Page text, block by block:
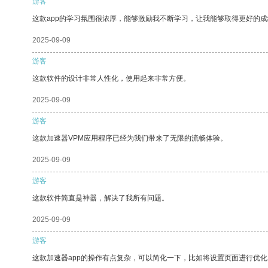
这款app的学习氛围很浓厚，能够激励我不断学习，让我能够取得更好的
2025-09-09
游客
这款软件的设计非常人性化，使用起来非常方便。
2025-09-09
游客
这款加速器VPM应用程序已经为我们带来了无限的流畅体验。
2025-09-09
游客
这款软件简直是神器，解决了我所有问题。
2025-09-09
游客
这款加速器app的操作有点复杂，可以简化一下，比如将设置页面进行优